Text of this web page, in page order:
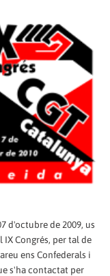
d'octubre de 2009, us
Congrés, per tal de
ens Confederals i
s'ha contactat per